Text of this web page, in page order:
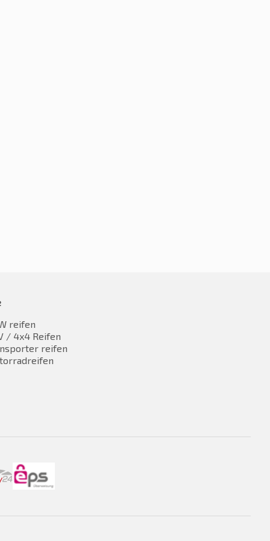
109/107T
reifen
/ 4x4 Reifen
reifen